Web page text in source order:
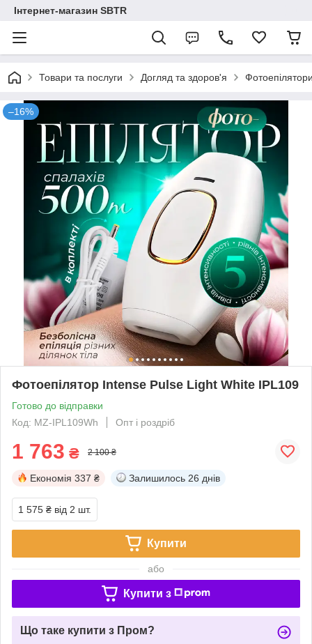
Інтернет-магазин SBTR
Товари та послуги Догляд та здоров'я
–16%
Фотоепілятор Intense Pulse Light White IPL109
Готово до відправки
Код: MZ-IPL109Wh
Опт і роздріб
1 763 ₴ 2 100 ₴
Економія 337 ₴ Залишилось 26 днів
1 575 ₴ від 2 шт.
Купити
або
Купити з
Що таке купити з Пром?